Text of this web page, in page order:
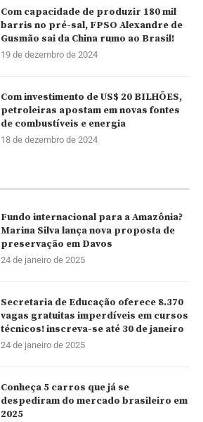
Com capacidade de produzir 180 mil
barris no pré-sal, FPSO Alexandre de
Gusmão sai da China rumo ao Brasil!
19 de dezembro de 2024
Com investimento de US$ 20 BILHÕES,
petroleiras apostam em novas fontes
de combustíveis e energia
18 de dezembro de 2024
Fundo internacional para a Amazônia?
Marina Silva lança nova proposta de
preservação em Davos
24 de janeiro de 2025
Secretaria de Educação oferece 8.370
vagas gratuitas imperdíveis em cursos
técnicos! inscreva-se até 30 de janeiro
24 de janeiro de 2025
Conheça 5 carros que já se
despediram do mercado brasileiro em
2025